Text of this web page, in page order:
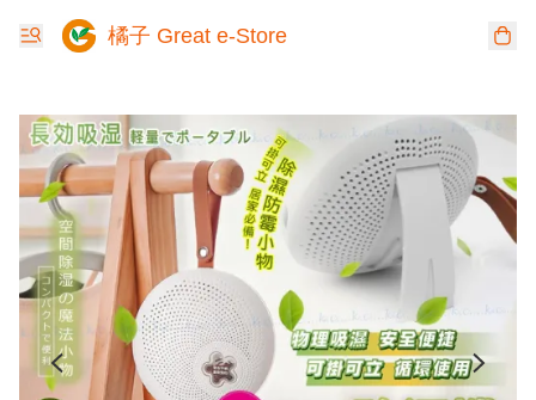
橘子 Great e-Store